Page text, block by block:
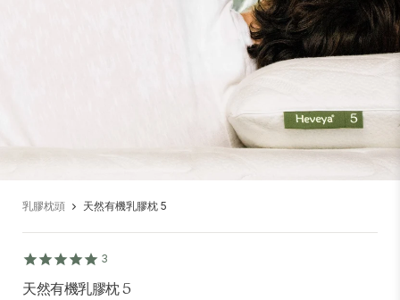
乳膠枕頭 天然有機乳膠枕 5
3
天然有機乳膠枕 5